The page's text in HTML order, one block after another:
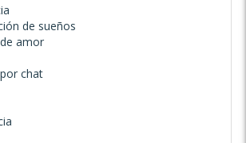
tu estado actual de aura y después
de Purificación para eliminar bloqueos
consejos espirituales para mantener
Se adjuntará foto para este tipo
no coinciden con los míos, puedes
de sueños
amor
chat